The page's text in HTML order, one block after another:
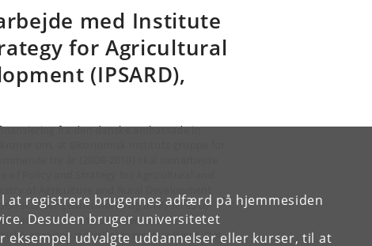
registrere brugernes adfærd på hjemmesiden
Desuden bruger universitetet
udvalgte uddannelser eller kurser, til at
med Institute
for Agricultural
(IPSARD),
fra den danske ambassade in
tre år (2008-2010) skal samarbejde
Policy and Strategy for Agricultural and
skal der gennemføres og analyseres to
i Vietnam. Desuden skal der
analyser af husholdningers adfærd. Det